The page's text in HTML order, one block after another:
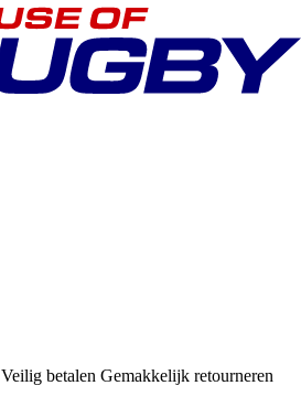
Veilig betalen Gemakkelijk retourneren